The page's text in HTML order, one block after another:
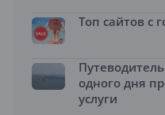
Топ сайтов с
одного дня
услуги